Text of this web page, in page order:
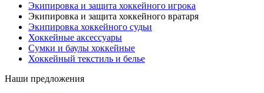
Экипировка и защита хоккейного игрока
Экипировка и защита хоккейного вратаря
Экипировка хоккейного судьи
Хоккейные аксессуары
Сумки и баулы хоккейные
Хоккейный текстиль и белье
Наши предложения